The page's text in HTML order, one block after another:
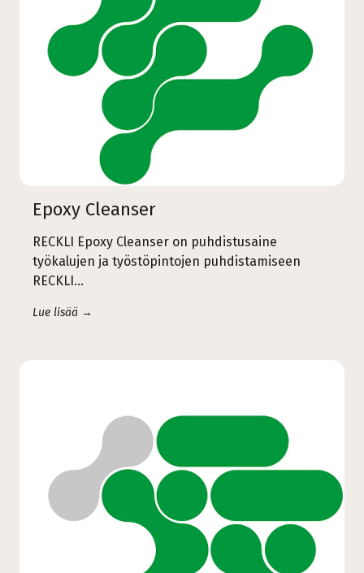
Epoxy Cleanser
RECKLI Epoxy Cleanser on puhdistusaine
työkalujen ja työstöpintojen puhdistamiseen
RECKLI…
Lue lisää →